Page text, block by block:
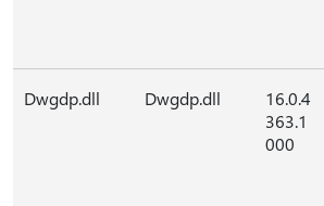
Dwgdp.dll Dwgdp.dll
16.0.4
363.1
000